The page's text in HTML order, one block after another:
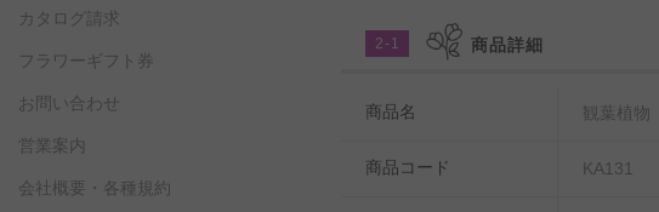
2-1 商品詳細
商品名 観葉植
商品コード KA131
カタログ請求
フラワーギフト券
お問い合わせ
営業案内
会社概要・各種規約